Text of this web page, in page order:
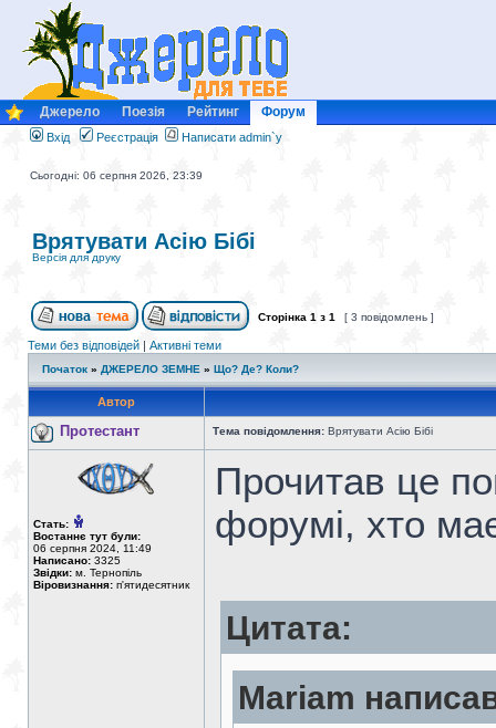
Джерело Поезія Рейтинг Форум
Вхід Реєстрація Написати admin`у
Сьогодні: 06 серпня 2026, 23:39
Врятувати Асію Бібі
Версія для друку
Сторінка 1 з 1 [ 3 повідомлень ]
Теми без відповідей | Активні теми
Початок » ДЖЕРЕЛО ЗЕМНЕ » Що? Де? Коли?
Автор
Протестант Тема повідомлення: Врятувати Асію Бібі
Стать:
Востаннє тут були:
06 серпня 2024, 11:49
Написано: 3325
Звідки: м. Тернопіль
Віровизнання: п'ятидесятник
Прочитав це
форумі, хто
Цитата:
Mariam